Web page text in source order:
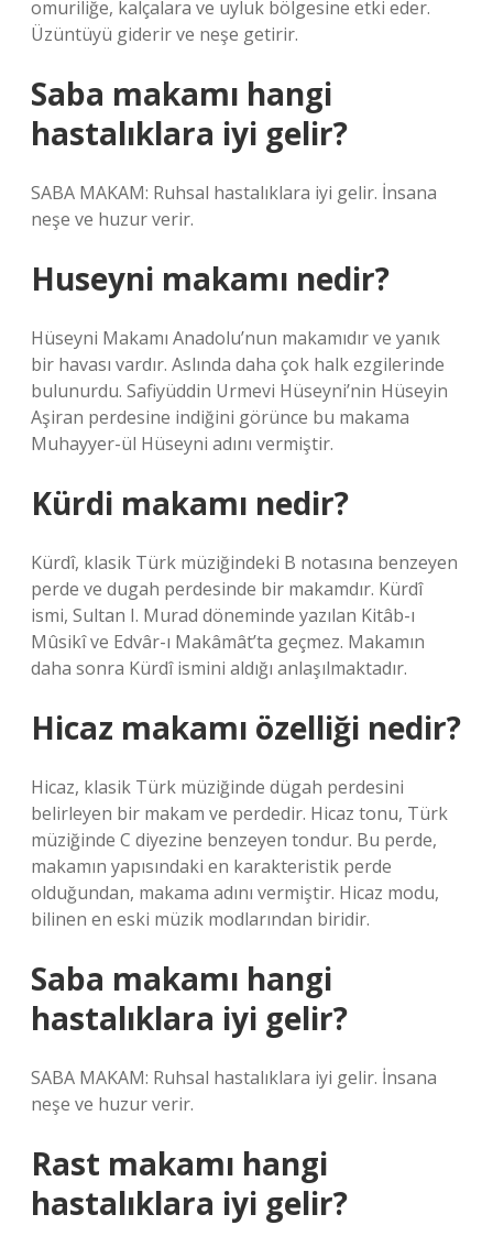
omuriliğe, kalçalara ve uyluk bölgesine etki eder.
Üzüntüyü giderir ve neşe getirir.
Saba makamı hangi
hastalıklara iyi gelir?
SABA MAKAM: Ruhsal hastalıklara iyi gelir. İnsana
neşe ve huzur verir.
Huseyni makamı nedir?
Hüseyni Makamı Anadolu’nun makamıdır ve yanık
bir havası vardır. Aslında daha çok halk ezgilerinde
bulunurdu. Safiyüddin Urmevi Hüseyni’nin Hüseyin
Aşiran perdesine indiğini görünce bu makama
Muhayyer-ül Hüseyni adını vermiştir.
Kürdi makamı nedir?
Kürdî, klasik Türk müziğindeki B notasına benzeyen
perde ve dugah perdesinde bir makamdır. Kürdî
ismi, Sultan I. Murad döneminde yazılan Kitâb-ı
Mûsikî ve Edvâr-ı Makâmât’ta geçmez. Makamın
daha sonra Kürdî ismini aldığı anlaşılmaktadır.
Hicaz makamı özelliği nedir?
Hicaz, klasik Türk müziğinde dügah perdesini
belirleyen bir makam ve perdedir. Hicaz tonu, Türk
müziğinde C diyezine benzeyen tondur. Bu perde,
makamın yapısındaki en karakteristik perde
olduğundan, makama adını vermiştir. Hicaz modu,
bilinen en eski müzik modlarından biridir.
Saba makamı hangi
hastalıklara iyi gelir?
SABA MAKAM: Ruhsal hastalıklara iyi gelir. İnsana
neşe ve huzur verir.
Rast makamı hangi
hastalıklara iyi gelir?